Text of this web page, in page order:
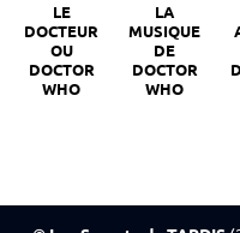
LE
DOCTEUR
OU
DOCTOR
WHO
LA
MUSIQUE
DE
DOCTOR
WHO